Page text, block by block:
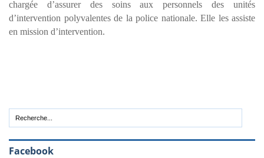
chargée d’assurer des soins aux personnels des unités
d’intervention polyvalentes de la police nationale. Elle les assiste
en mission d’intervention.
Facebook